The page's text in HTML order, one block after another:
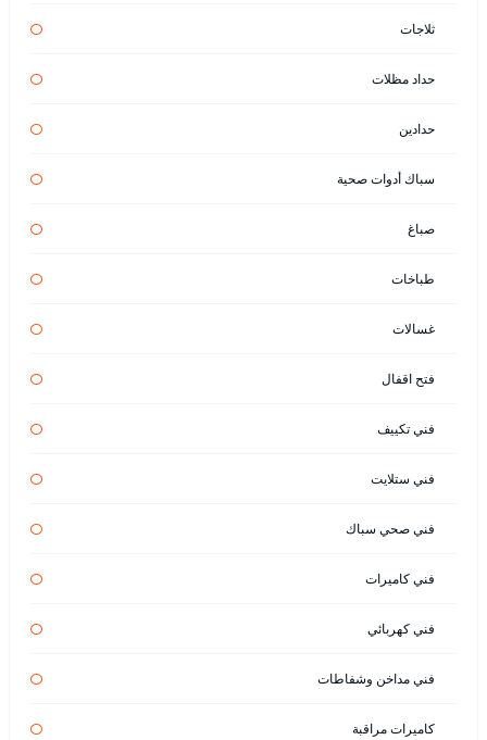
ثلاجات
حداد مظلات
حدادين
سباك أدوات صحية
صباغ
طباخات
غسالات
فتح اقفال
فني تكييف
فني ستلايت
فني صحي سباك
فني كاميرات
فني كهربائي
فني مداخن وشفاطات
كاميرات مراقبة